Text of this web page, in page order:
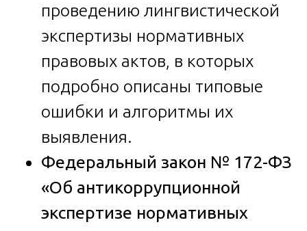
проведению лингвистической
экспертизы нормативных
правовых актов, в которых
подробно описаны типовые
ошибки и алгоритмы их
выявления.
Федеральный закон № 172-ФЗ
«Об антикоррупционной
экспертизе нормативных